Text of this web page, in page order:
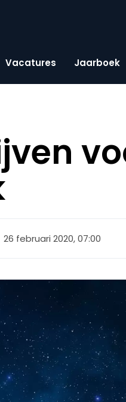
Vacatures Jaarboek
26 februari 2020, 07:00